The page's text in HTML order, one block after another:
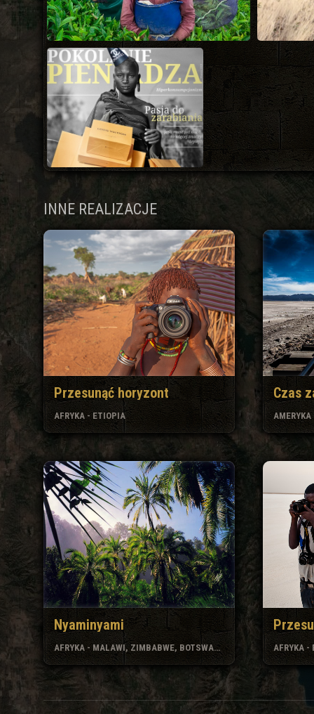
INNE REALIZACJE
Przesunąć horyzont
AFRYKA - ETIOPIA
Czas
Nyaminyami
AFRYKA - MALAWI, ZIMBABWE, BOTSWANA AFRYKA -